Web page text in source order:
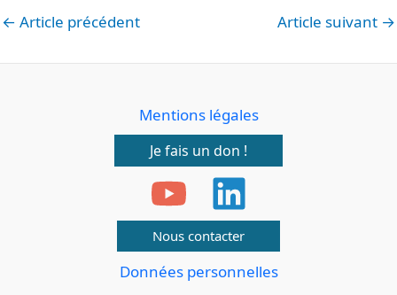
← Article précédent Article suivant →
Mentions légales
Je fais un don !
Nous contacter
Données personnelles